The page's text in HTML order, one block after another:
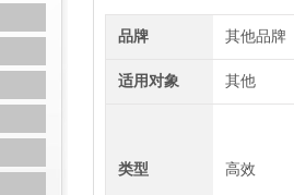
品牌 其他品牌
适用对象 其他
类型 高效